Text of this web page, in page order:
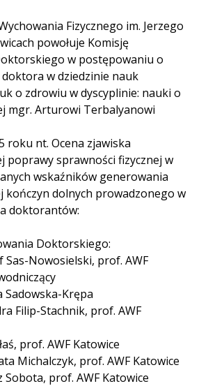
Fizycznego im. Jerzego
powołuje Komisję
w postępowaniu o
w dziedzinie nauk
o zdrowiu w dyscyplinie: nauki o
mgr. Arturowi Terbalyanowi
roku nt. Ocena zjawiska
poprawy sprawności fizycznej w
wskaźników generowania
kończyn dolnych prowadzonego w
doktorantów:
Doktorskiego:
Sas-Nowosielski, prof. AWF
Sadowska-Krępa
Filip-Stachnik, prof. AWF
prof. AWF Katowice
Michalczyk, prof. AWF Katowice
prof. AWF Katowice